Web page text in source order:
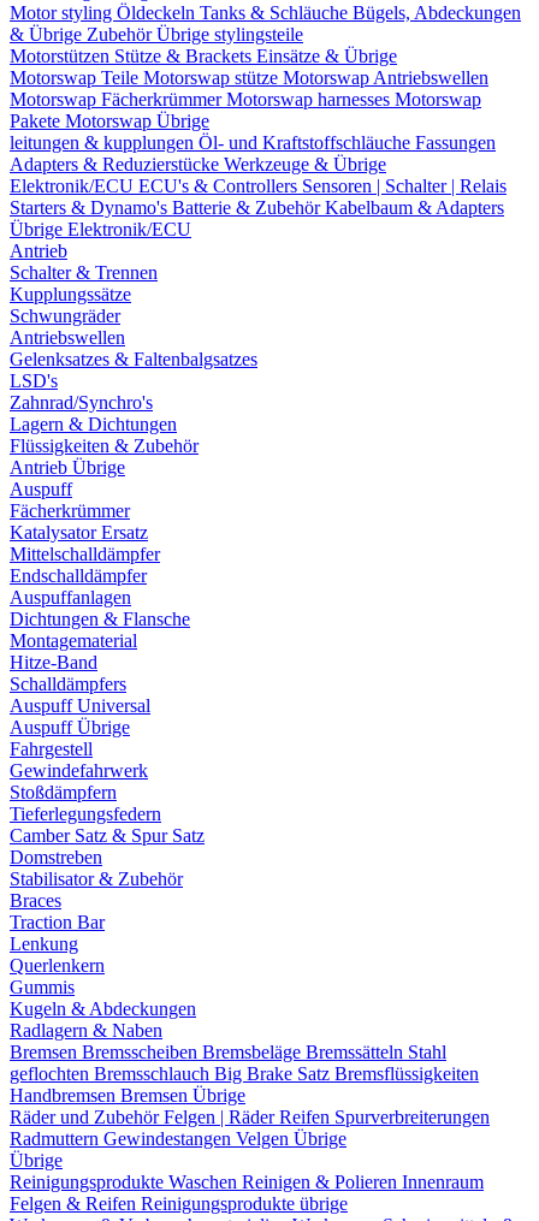
Motor styling Öldeckeln Tanks & Schläuche Bügels, Abdeckungen
& Übrige ZubehörÜbrige stylingsteile
Motorstützen Stütze & Brackets Einsätze & Übrige
Motorswap Teile Motorswap stütze Motorswap Antriebswellen
Motorswap FächerkrümmerMotorswap harnesses Motorswap
Pakete Motorswap Übrige
leitungen & kupplungen Öl- und Kraftstoffschläuche Fassungen
Adapters & Reduzierstücke Werkzeuge & Übrige
Elektronik/ECU ECU's & Controllers Sensoren | Schalter | Relais
Starters & Dynamo's Batterie & ZubehörKabelbaum & Adapters
Übrige Elektronik/ECU
Antrieb
Schalter & Trennen
Kupplungssätze
Schwungräder
Antriebswellen
Gelenksatzes & Faltenbalgsatzes
LSD's
Zahnrad/Synchro's
Lagern & Dichtungen
Flüssigkeiten & Zubehör
Antrieb Übrige
Auspuff
Fächerkrümmer
Katalysator Ersatz
Mittelschalldämpfer
Endschalldämpfer
Auspuffanlagen
Dichtungen & Flansche
Montagematerial
Hitze-Band
Schalldämpfers
Auspuff Universal
Auspuff Übrige
Fahrgestell
Gewindefahrwerk
Stoßdämpfern
Tieferlegungsfedern
Camber Satz & Spur Satz
Domstreben
Stabilisator & Zubehör
Braces
Traction Bar
Lenkung
Querlenkern
Gummis
Kugeln & Abdeckungen
Radlagern & Naben
Bremsen Bremsscheiben Bremsbeläge Bremssätteln Stahl
geflochten Bremsschlauch Big Brake Satz Bremsflüssigkeiten
Handbremsen Bremsen Übrige
Räder und ZubehörFelgen | RäderReifen Spurverbreiterungen
Radmuttern Gewindestangen Velgen Übrige
Übrige
Reinigungsprodukte Waschen Reinigen & Polieren Innenraum
Felgen & Reifen Reinigungsprodukte übrige